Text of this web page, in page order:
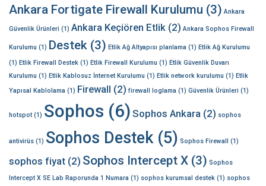
Ankara Fortigate Firewall Kurulumu (3) Ankara
Güvenlik Ürünleri (1) Ankara Keçiören Etlik (2) Ankara Sophos Firewall
Kurulumu (1) Destek (3) Etlik Ağ Altyapısı planlama (1) Etlik Ağ Kurulumu
(1) Etlik Firewall Destek (1) Etlik Firewall Kurulumu (1) Etlik Güvenlik Duvarı
Kurulumu (1) Etlik Kablosuz İnternet Kurulumu (1) Etlik network kurulumu (1) Etlik
Yapısal Kablolama (1) Firewall (2) firewall loglama (1) Güvenlik Ürünleri (1)
hotspot (1) Sophos (6) Sophos Ankara (2) sophos
antivirüs (1) Sophos Destek(5) Sophos Firewall (1)
sophos fiyat (2) Sophos Intercept X (3) Sophos
Intercept X SE Lab Raporunda 1 Numara (1) sophos kurumsal destek (1) sophos